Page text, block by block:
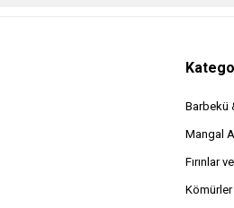
Barbekü
Mangal
Fırınlar